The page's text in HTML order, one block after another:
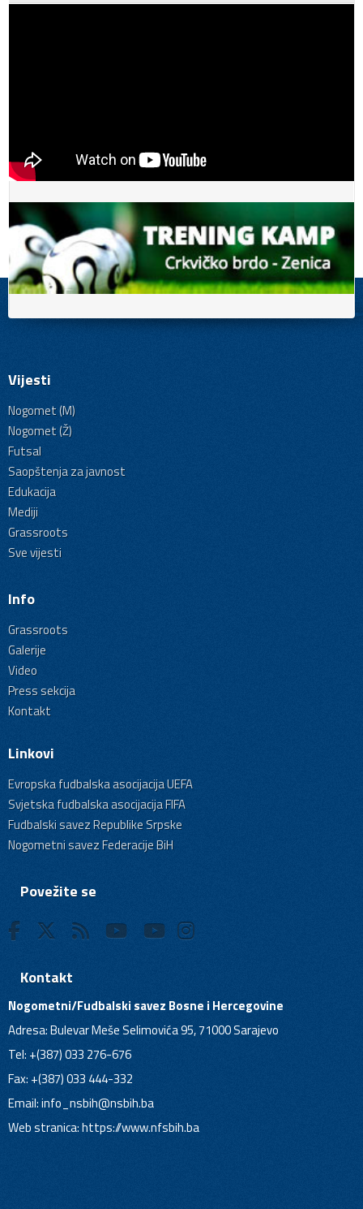
Vijesti
Nogomet (M)
Nogomet (Ž)
Futsal
Saopštenja za javnost
Edukacija
Mediji
Grassroots
Sve vijesti
Info
Grassroots
Galerije
Video
Press sekcija
Kontakt
Linkovi
Evropska fudbalska asocijacija UEFA
Svjetska fudbalska asocijacija FIFA
Fudbalski savez Republike Srpske
Nogometni savez Federacije BiH
Povežite se
Kontakt
Nogometni/Fudbalski savez Bosne i Hercegovine
Adresa: Bulevar Meše Selimovića 95, 71000 Sarajevo
Tel: +(387) 033 276-676
Fax: +(387) 033 444-332
Email:info_nsbih@nsbih.ba
Web stranica: https://www.nfsbih.ba